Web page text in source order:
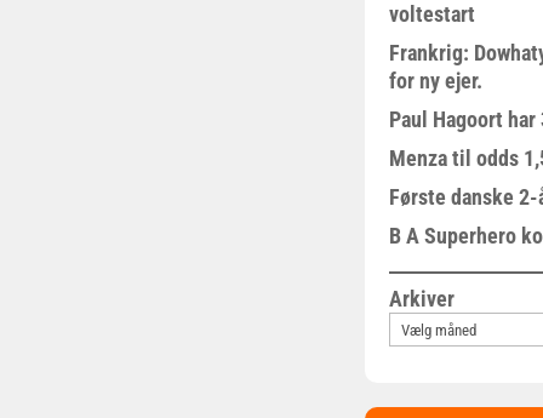
voltestart
Frankrig:
for ny ejer.
Paul Hagoort
Menza til odds
Første danske
B A Superhero
Arkiver